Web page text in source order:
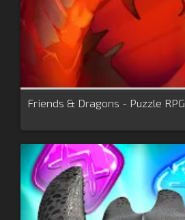
Friends & Dragons - Puzzle RPG